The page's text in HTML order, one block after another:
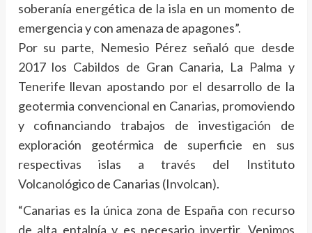
soberanía energética de la isla en un momento de
emergencia y con amenaza de apagones”.
Por su parte, Nemesio Pérez señaló que desde
2017 los Cabildos de Gran Canaria, La Palma y
Tenerife llevan apostando por el desarrollo de la
geotermia convencional en Canarias, promoviendo
y cofinanciando trabajos de investigación de
exploración geotérmica de superficie en sus
respectivas islas a través del Instituto
Volcanológico de Canarias (Involcan).
“Canarias es la única zona de España con recurso
de alta entalpía y es necesario invertir. Venimos